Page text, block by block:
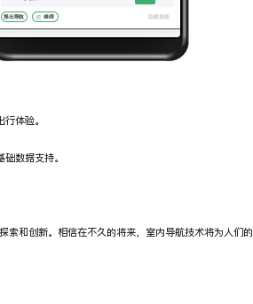
体验。
数据支持。
索和创新。相信在不久的将来，室内导航技术将为人们的